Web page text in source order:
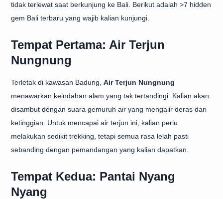
tidak terlewat saat berkunjung ke Bali. Berikut adalah >7 hidden
gem Bali terbaru yang wajib kalian kunjungi.
Tempat Pertama: Air Terjun
Nungnung
Terletak di kawasan Badung, Air Terjun Nungnung
menawarkan keindahan alam yang tak tertandingi. Kalian akan
disambut dengan suara gemuruh air yang mengalir deras dari
ketinggian. Untuk mencapai air terjun ini, kalian perlu
melakukan sedikit trekking, tetapi semua rasa lelah pasti
sebanding dengan pemandangan yang kalian dapatkan.
Tempat Kedua: Pantai Nyang
Nyang